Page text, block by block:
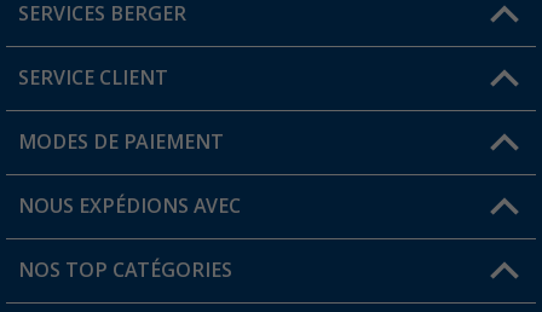
Trouver une magasin
SERVICES BERGER
Devenir revendeur
Mon compte
Carte de fidélité Berger
SERVICE CLIENT
FAQ et contact
Informations sur l'expédition
Statut de la commande
MODES DE PAIEMENT
NOUS EXPÉDIONS AVEC
NOS TOP CATÉGORIES